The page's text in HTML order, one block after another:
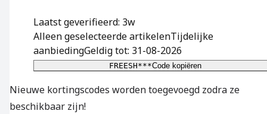
Laatst geverifieerd: 3w
Alleen geselecteerde artikelenTijdelijke
aanbiedingGeldig tot: 31-08-2026
FREESH***Code kopiëren
Nieuwe kortingscodes worden toegevoegd zodra ze
beschikbaar zijn!